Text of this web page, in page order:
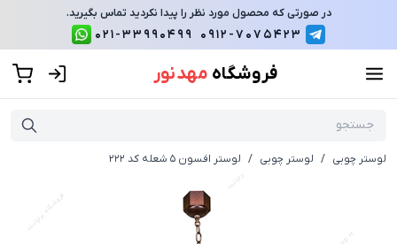
در صورتی که محصول مورد نظر را پیدا نکردید تماس بگیرید.
0912-7075423
021-33990499
فروشگاه مهد نور
لوستر چوبی / لوستر چوبی / لوستر افسون 5 شعله کد 222